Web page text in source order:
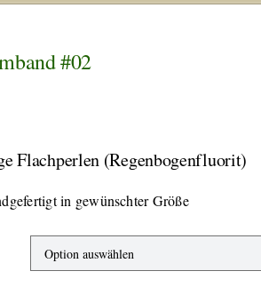
#02
Flachperlen (Regenbogenfluorit)
in gewünschter Größe